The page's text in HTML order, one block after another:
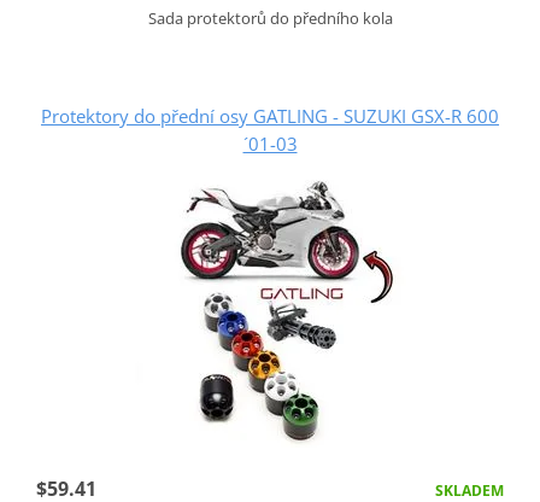
Sada protektorů do předního kola
Protektory do přední osy GATLING - SUZUKI GSX-R 600
´01-03
$59.41 SKLADEM